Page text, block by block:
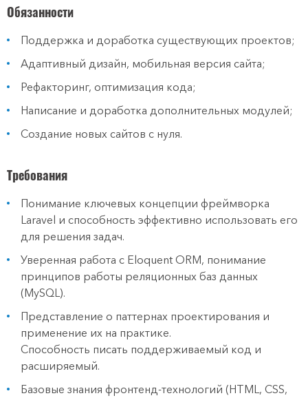
Обязанности
Поддержка и доработка существующих проектов;
Адаптивный дизайн, мобильная версия сайта;
Рефакторинг, оптимизация кода;
Написание и доработка дополнительных модулей;
Создание новых сайтов с нуля.
Требования
Понимание ключевых концепции фреймворка
Laravel и способность эффективно использовать его
для решения задач.
Уверенная работа с Eloquent ORM, понимание
принципов работы реляционных баз данных
(MySQL).
Представление о паттернах проектирования и
применение их на практике.
Способность писать поддерживаемый код и
расширяемый.
Базовые знания фронтенд-технологий (HTML, CSS,